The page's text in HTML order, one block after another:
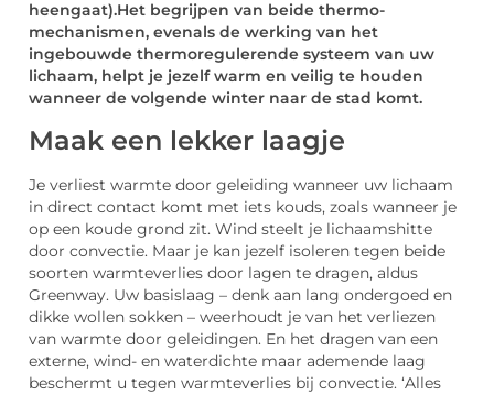
heengaat).Het begrijpen van beide thermo-
mechanismen, evenals de werking van het
ingebouwde thermoregulerende systeem van uw
lichaam, helpt je jezelf warm en veilig te houden
wanneer de volgende winter naar de stad komt.
Maak een lekker laagje
Je verliest warmte door geleiding wanneer uw lichaam
in direct contact komt met iets kouds, zoals wanneer je
op een koude grond zit. Wind steelt je lichaamshitte
door convectie. Maar je kan jezelf isoleren tegen beide
soorten warmteverlies door lagen te dragen, aldus
Greenway. Uw basislaag – denk aan lang ondergoed en
dikke wollen sokken – weerhoudt je van het verliezen
van warmte door geleidingen. En het dragen van een
externe, wind- en waterdichte maar ademende laag
beschermt u tegen warmteverlies bij convectie. ‘Alles